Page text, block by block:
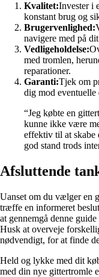
Kvalitet:Invester i
konstant brug og
Brugervenlighed:
navigere med på
Vedligeholdelse:
med tromlen,
reparationer.
Garanti:Tjek om
dig mod eventuelle
“Jeg købte en
kunne ikke være
effektiv til at skabe
god stand trods
Afsluttende
Uanset om du vælger en
træffe en informeret
at gennemgå denne
Husk at overveje
nødvendigt, for at finde
Held og lykke med dit
med din nye gittertromle